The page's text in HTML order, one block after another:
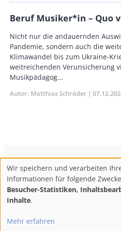
Beruf Musiker*in – Quo
Body
Nicht nur die andauernden
Pandemie, sondern auch die
Klimawandel bis zum Ukraine-
weitreichenden Verunsicherung
Musikpädagog...
Autor Matthias Schröder
Footer
ConBrio Kulturmedienhaus
Impressum
Abo kündigen /
Use
of
personal
data
and
Wir speichern und verarbeiten
Informationen für folgende
Besucher-Statistiken,
Inhalte.
Mehr erfahren